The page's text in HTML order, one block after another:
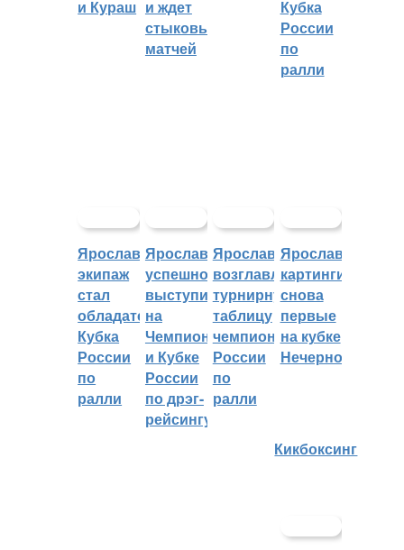
и Кураш и ждет
стыковых
матчей
Кубка
России
по
ралли
Ярославский
экипаж
стал
обладателем
Кубка
России
по
ралли
Ярославцы
успешно
выступили
на
Чемпионате
и Кубке
России
по дрэг-
рейсингу
Ярославцы
возглавляют
турнирную
таблицу
чемпионата
России
по
ралли
Ярославские
картингисты
снова
первые
на кубке
Нечерноземья
Кикбоксинг